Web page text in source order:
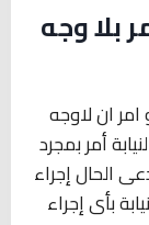
بلا وجه
ان لاوجه
أمر بمجرد
الحال إجراء
بأى إجراء